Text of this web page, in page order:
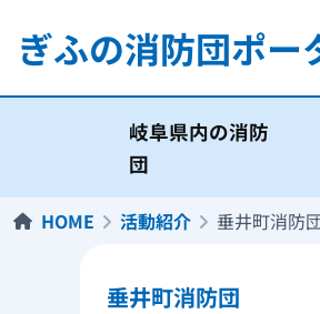
ぎふの消防団ポー
岐阜県内の消防
団
HOME 活動紹介 垂井町消防
垂井町消防団